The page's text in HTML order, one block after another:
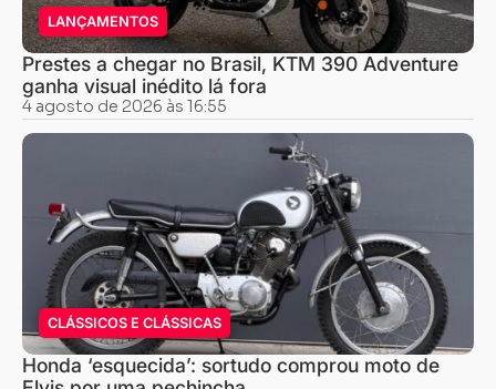
LANÇAMENTOS
Prestes a chegar no Brasil, KTM 390 Adventure
ganha visual inédito lá fora
4 agosto de 2026 às 16:55
CLÁSSICOS E CLÁSSICAS
Honda ‘esquecida’: sortudo comprou moto de